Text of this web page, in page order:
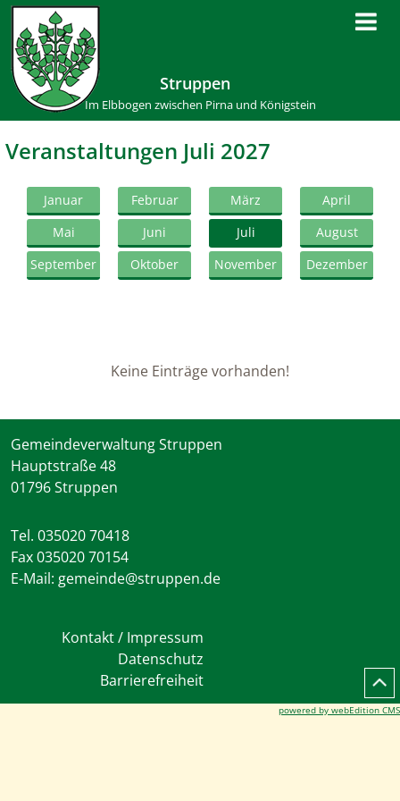
Struppen
Im Elbbogen zwischen Pirna und Königstein
Veranstaltungen Juli 2027
Januar Februar März
April
Mai
Juni Juli
August
September
Oktober November Dezember
Keine Einträge vorhanden!
Gemeindeverwaltung Struppen
Hauptstraße 48
01796 Struppen
Tel. 035020 70418
Fax 035020 70154
E-Mail: gemeinde@struppen.de
Kontakt / Impressum
Datenschutz
Barrierefreiheit
powered by webEdition CMS